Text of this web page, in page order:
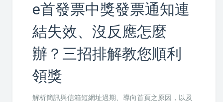
e首發票中獎發票通知連
結失效、沒反應怎麼
辦？三招排解教您順利
領獎
解析簡訊與信箱短網址過期、導向首頁之原因，以及